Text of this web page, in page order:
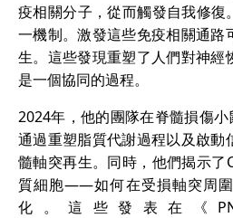
疫相關分子，從而觸發自我修復
一機制。激發這些免疫相關通路
生。這些發現重塑了人們對神經
是一個協同的過程。
2024年，他的團隊在脊髓損傷小
通過重塑脂質代謝過程以及啟動
髓軸突再生。同時，他們揭示
質細胞——如何在受損軸突周
化。這些發表在《